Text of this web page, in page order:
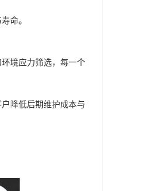
命。
境应力筛选，每一个
降低后期维护成本与